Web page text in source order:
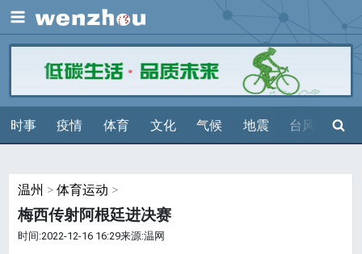
展开
时事 疫情 体育 文化 气候 地震 台风 天气
搜索
温州 >体育运动 >
梅西传射阿根廷进决赛
时间:2022-12-16 16:29来源:温网